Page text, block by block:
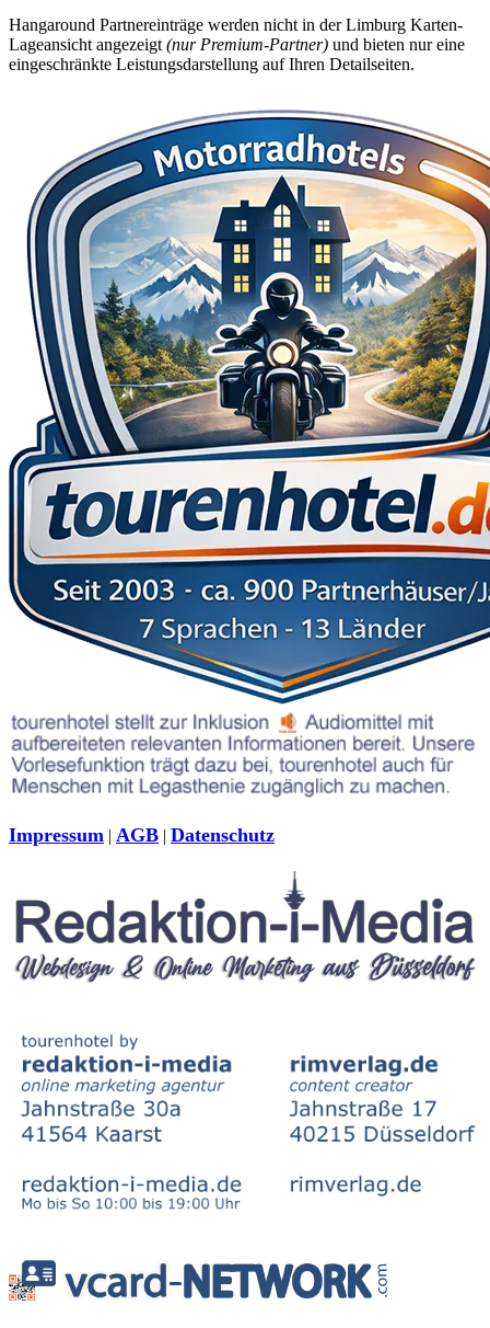
Hangaround Partnereinträge werden nicht in der Limburg Karten-
Lageansicht angezeigt (nur Premium-Partner) und bieten nur eine
eingeschränkte Leistungsdarstellung auf Ihren Detailseiten.
Impressum | AGB | Datenschutz